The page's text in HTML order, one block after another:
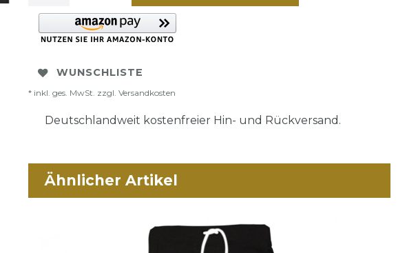
WUNSCHLISTE
* inkl. ges. MwSt. zzgl. Versandkosten
Deutschlandweit kostenfreier Hin- und Rückversand.
Ähnlicher Artikel